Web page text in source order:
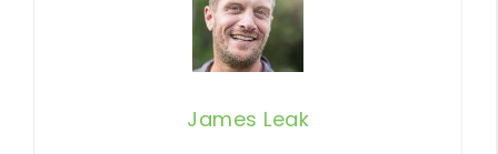
James Leak